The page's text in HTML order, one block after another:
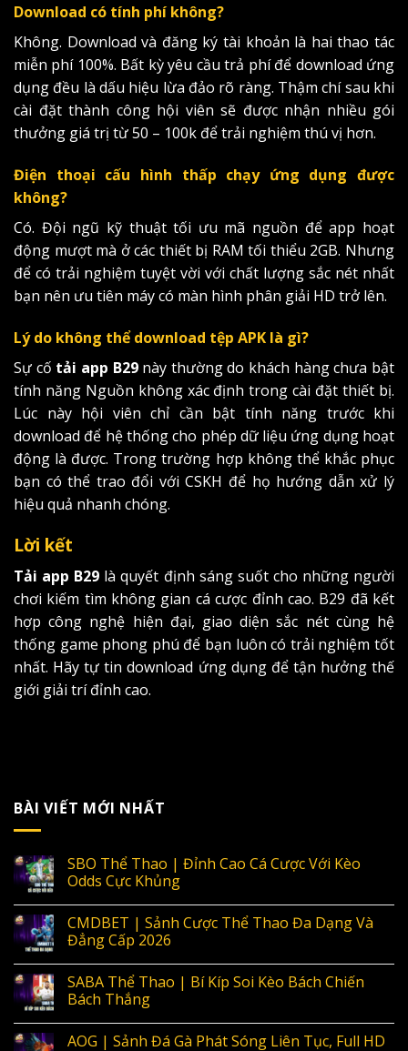
Download có tính phí không?
Không. Download và đăng ký tài khoản là hai thao tác
miễn phí 100%. Bất kỳ yêu cầu trả phí để download ứng
dụng đều là dấu hiệu lừa đảo rõ ràng. Thậm chí sau khi
cài đặt thành công hội viên sẽ được nhận nhiều gói
thưởng giá trị từ 50 – 100k để trải nghiệm thú vị hơn.
Điện thoại cấu hình thấp chạy ứng dụng được
không?
Có. Đội ngũ kỹ thuật tối ưu mã nguồn để app hoạt
động mượt mà ở các thiết bị RAM tối thiểu 2GB. Nhưng
để có trải nghiệm tuyệt vời với chất lượng sắc nét nhất
bạn nên ưu tiên máy có màn hình phân giải HD trở lên.
Lý do không thể download tệp APK là gì?
Sự cố tải app B29 này thường do khách hàng chưa bật
tính năng Nguồn không xác định trong cài đặt thiết bị.
Lúc này hội viên chỉ cần bật tính năng trước khi
download để hệ thống cho phép dữ liệu ứng dụng hoạt
động là được. Trong trường hợp không thể khắc phục
bạn có thể trao đổi với CSKH để họ hướng dẫn xử lý
hiệu quả nhanh chóng.
Lời kết
Tải app B29 là quyết định sáng suốt cho những người
chơi kiếm tìm không gian cá cược đỉnh cao. B29 đã kết
hợp công nghệ hiện đại, giao diện sắc nét cùng hệ
thống game phong phú để bạn luôn có trải nghiệm tốt
nhất. Hãy tự tin download ứng dụng để tận hưởng thế
giới giải trí đỉnh cao.
BÀI VIẾT MỚI NHẤT
SBO Thể Thao | Đỉnh Cao Cá Cược Với Kèo
Odds Cực Khủng
CMDBET | Sảnh Cược Thể Thao Đa Dạng Và
Đẳng Cấp 2026
SABA Thể Thao | Bí Kíp Soi Kèo Bách Chiến
Bách Thắng
AOG | Sảnh Đá Gà Phát Sóng Liên Tục, Full HD